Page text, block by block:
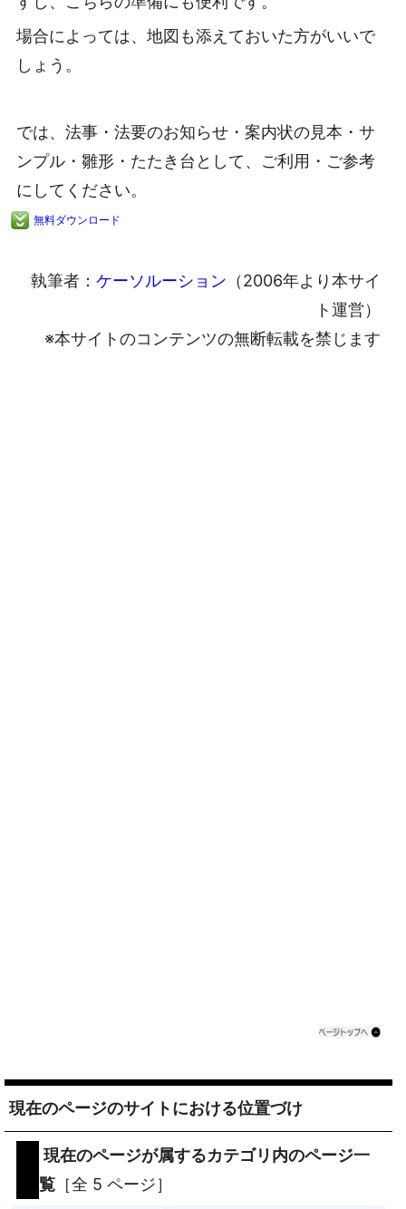
場合によっては、地図も添えておいた方がいいで
しょう。
では、法事・法要のお知らせ・案内状の見本・サ
ンプル・雛形・たたき台として、ご利用・ご参考
にしてください。
無料ダウンロード
執筆者： ケーソルーション （2006年より本サイ
ト運営）
※本サイトのコンテンツの無断転載を禁じます
現在のページのサイトにおける位置づけ
現在のページが属するカテゴリ内のページ一
覧 ［全 5 ページ］